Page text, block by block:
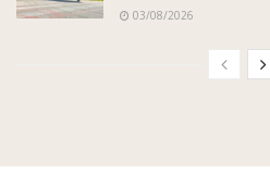
03/08/2026